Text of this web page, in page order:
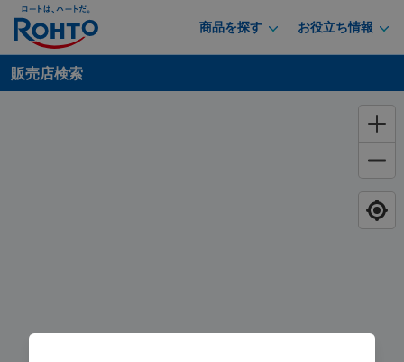
商品を探す お役立ち情報
販売店検索